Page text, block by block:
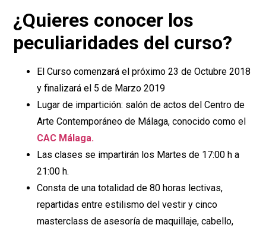
¿Quieres conocer los
peculiaridades del curso?
El Curso comenzará el próximo 23 de Octubre 2018
y finalizará el 5 de Marzo 2019
Lugar de impartición: salón de actos del Centro de
Arte Contemporáneo de Málaga, conocido como el
CAC Málaga.
Las clases se impartirán los Martes de 17:00 h a
21:00 h.
Consta de una totalidad de 80 horas lectivas,
repartidas entre estilismo del vestir y cinco
masterclass de asesoría de maquillaje, cabello,